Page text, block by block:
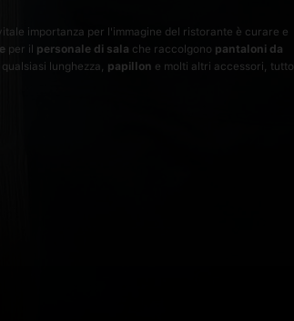
importanza per l'immagine del ristorante è curare e
per il personale di sala che raccolgono pantaloni da
qualsiasi lunghezza, papillon e molti altri accessori, tutto